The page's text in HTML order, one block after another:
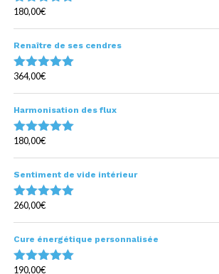
Note5.00
180,00€
Renaître de ses cendres
Note5.00
364,00€
Harmonisation des flux
Note5.00
180,00€
Sentiment de vide intérieur
Note5.00
260,00€
Cure énergétique personnalisée
Note5.00
190,00€